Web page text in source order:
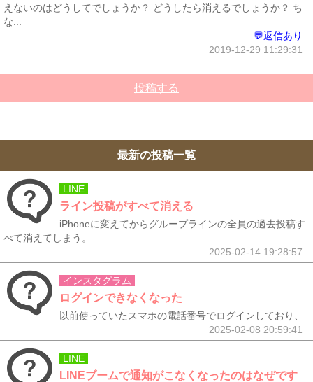
えないのはどうしてでしょうか？ どうしたら消えるでしょうか？ ち
な...
💬返信あり
2019-12-29 11:29:31
投稿する
最新の投稿一覧
LINE
ライン投稿がすべて消える
iPhoneに変えてからグループラインの全員の過去投稿す
べて消えてしまう。
2025-02-14 19:28:57
インスタグラム
ログインできなくなった
以前使っていたスマホの電話番号でログインしており、
2025-02-08 20:59:41
LINE
LINEブームで通知がこなくなったのはなぜです